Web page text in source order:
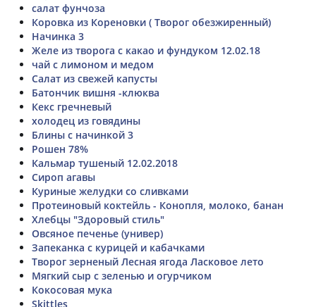
салат фунчоза
Коровка из Кореновки ( Творог обезжиренный)
Начинка 3
Желе из творога с какао и фундуком 12.02.18
чай с лимоном и медом
Салат из свежей капусты
Батончик вишня -клюква
Кекс гречневый
холодец из говядины
Блины с начинкой 3
Рошен 78%
Кальмар тушеный 12.02.2018
Сироп агавы
Куриные желудки со сливками
Протеиновый коктейль - Конопля, молоко, банан
Хлебцы "Здоровый стиль"
Овсяное печенье (универ)
Запеканка с курицей и кабачками
Творог зерненый Лесная ягода Ласковое лето
Мягкий сыр с зеленью и огурчиком
Кокосовая мука
Skittles